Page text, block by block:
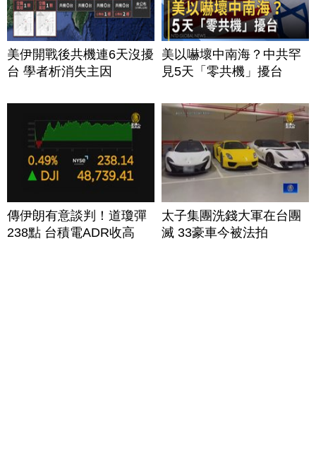
美伊開戰後共機連6天沒擾
台 學者析消失主因
美以嚇壞中南海？中共罕
見5天「零共機」擾台
傳伊朗有意談判！道瓊彈
238點 台積電ADR收高
太子集團洗錢大軍在台團
滅 33豪車今被法拍